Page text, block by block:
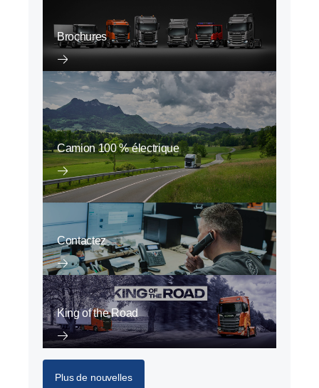
Brochures
Camion 100 % électrique
Contactez
King of the Road
Plus de nouvelles